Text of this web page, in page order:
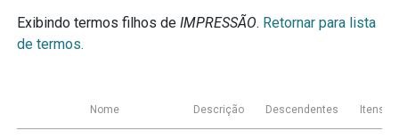
Exibindo termos filhos de IMPRESSÃO. Retornar para lista
de termos.
Nome Descrição Descendentes Itens